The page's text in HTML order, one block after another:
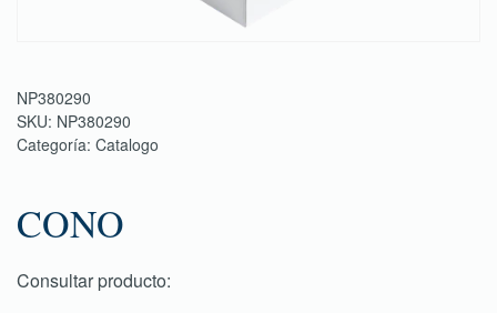
NP380290
SKU: NP380290
Categoría: Catalogo
CONO
Consultar producto: